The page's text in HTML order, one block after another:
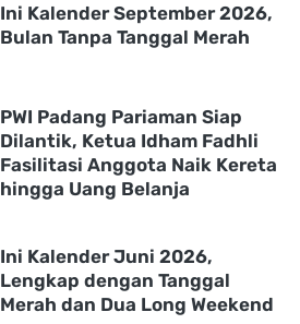
Ini Kalender September 2026,
Bulan Tanpa Tanggal Merah
PWI Padang Pariaman Siap
Dilantik, Ketua Idham Fadhli
Fasilitasi Anggota Naik Kereta
hingga Uang Belanja
Ini Kalender Juni 2026,
Lengkap dengan Tanggal
Merah dan Dua Long Weekend